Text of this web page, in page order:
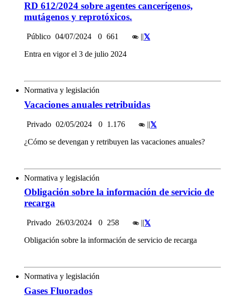
RD 612/2024 sobre agentes cancerígenos,
mutágenos y reprotóxicos.
Público 04/07/2024 0 661 ||
Entra en vigor el 3 de julio 2024
Normativa y legislación
Vacaciones anuales retribuidas
Privado 02/05/2024 0 1.176 ||
¿Cómo se devengan y retribuyen las vacaciones anuales?
Normativa y legislación
Obligación sobre la información de servicio de
recarga
Privado 26/03/2024 0 258 ||
Obligación sobre la información de servicio de recarga
Normativa y legislación
Gases Fluorados